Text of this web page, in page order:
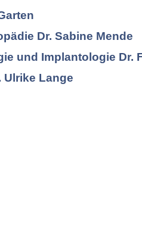
Dr. Sabine Mende
und Implantologie Dr.
Ulrike Lange